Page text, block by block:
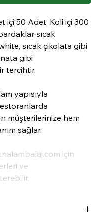
içi 50 Adet, Koli içi 300
sıcak
sıcak çikolata gibi
gibi
tercihtir.
yapısıyla
müşterilerinize hem
sağlar.
için
ve